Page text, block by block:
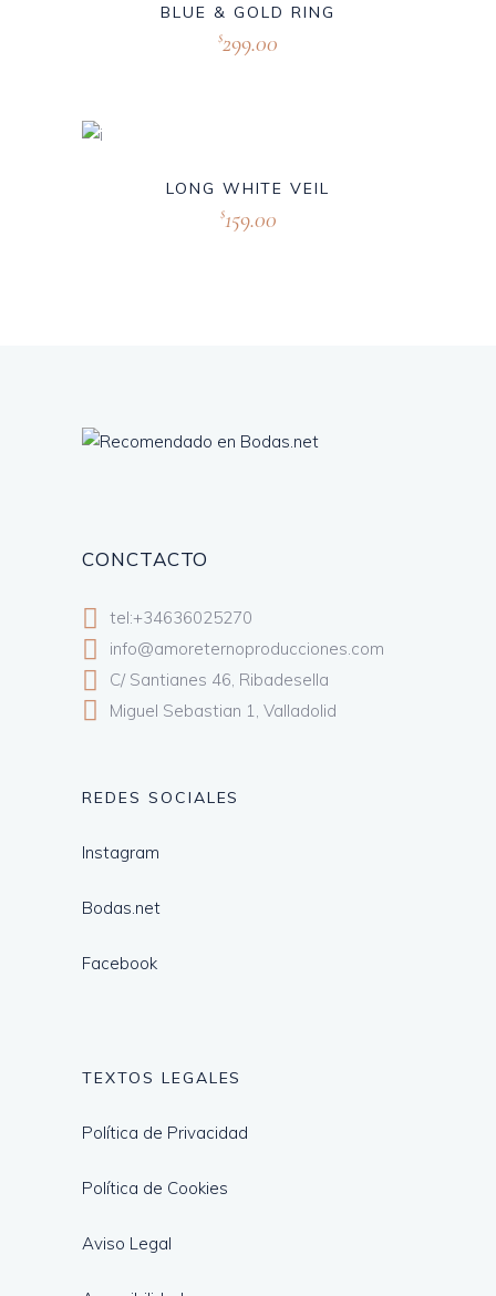
BLUE & GOLD RING
$299.00
LONG WHITE VEIL
$159.00
CONCTACTO
tel:+34636025270
info@amoreternoproducciones.com
C/ Santianes 46, Ribadesella
Miguel Sebastian 1, Valladolid
REDES SOCIALES
Instagram
Bodas.net
Facebook
TEXTOS LEGALES
Política de Privacidad
Política de Cookies
Aviso Legal